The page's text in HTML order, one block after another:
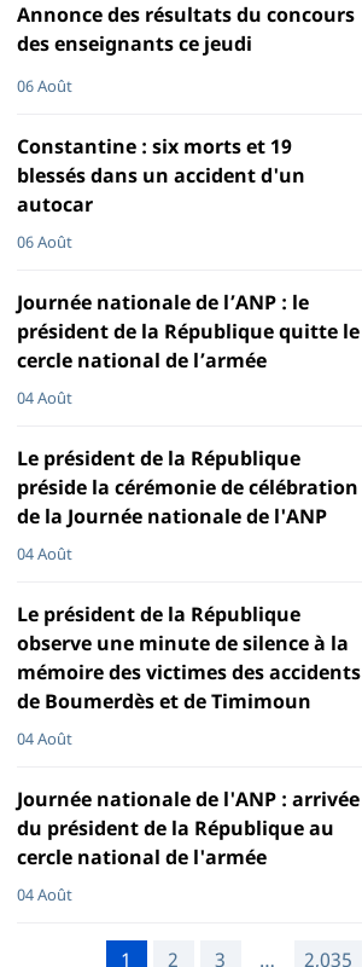
Annonce des résultats du concours
des enseignants ce jeudi
06 Août
Constantine : six morts et 19
blessés dans un accident d'un
autocar
06 Août
Journée nationale de l’ANP : le
président de la République quitte le
cercle national de l’armée
04 Août
Le président de la République
préside la cérémonie de célébration
de la Journée nationale de l'ANP
04 Août
Le président de la République
observe une minute de silence à la
mémoire des victimes des accidents
de Boumerdès et de Timimoun
04 Août
Journée nationale de l'ANP : arrivée
du président de la République au
cercle national de l'armée
04 Août
1 2 3 … 2,035